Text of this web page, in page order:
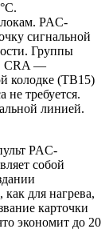
PAC-
сигнальной
Группы
CRA —
колодке (ТВ15)
не требуется.
линией.
PAC-
собой
для нагрева,
карточки
экономит до 20